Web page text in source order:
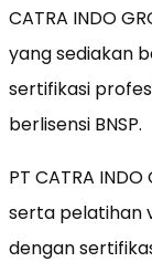
CATRA INDO
yang sediakan
sertifikasi
berlisensi BNSP.
PT CATRA
serta pelatihan
dengan